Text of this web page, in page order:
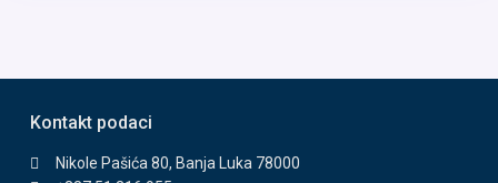
Kontakt podaci
Nikole Pašića 80, Banja Luka 78000